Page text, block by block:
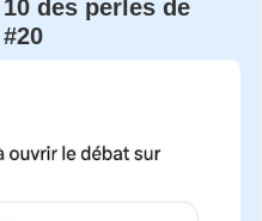
des perles de
sélection